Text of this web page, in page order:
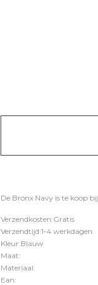
De Bronx Navy is te koop bij
Verzendkosten:Gratis
Verzendtijd:1-4 werkdagen
Kleur:Blauw
Maat:
Materiaal:
Ean: